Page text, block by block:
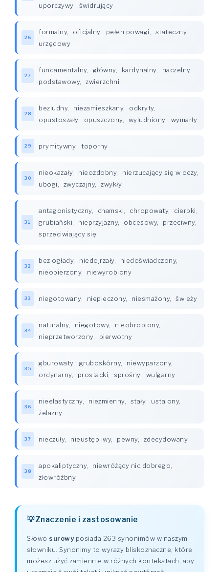
uporczywy, świdrujący
26
formalny, oficjalny, pełen powagi stateczny,
urzędowy
27
fundamentalny, główny, kardynalny, naczelny,
podstawowy, zwierzchni
28
bezludny, niezamieszkany, odkryty,
opustoszały, opuszczony, wyludniony, wymarły
29 prymitywny, toporny
30
nieokazały, nieozdobny, nierzucający się w oczy,
ubogi
zwyczajny, zwykły
31
antagonistyczny, chamski chropowaty, cierpki
grubiański
nieprzyjazny, obcesowy, przeciwny,
sprzeciwiający się
32
bez ogłady, niedojrzały, niedoświadczony,
nieopierzony, niewyrobiony
33 niegotowany, niepieczony, niesmażony, świeży
34
naturalny, niegotowy, nieobrobiony,
nieprzetworzony, pierwotny
35
gburowaty, gruboskórny, niewyparzony,
ordynarny, prostacki sprośny, wulgarny
36
nieelastyczny, niezmienny, stały, ustalony,
żelazny
37 nieczuły, nieustępliwy, pewny, zdecydowany
38
apokaliptyczny, niewróżący nic dobrego
złowróżbny
Znaczenie i zastosowanie
Słowo surowyposiada 263 synonimów w naszym
słowniku. Synonimy to wyrazy bliskoznaczne, które
możesz użyć zamiennie w różnych kontekstach, aby